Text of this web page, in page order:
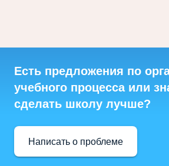
Есть предложения по
учебного процесса или
сделать школу лучше?
Написать о проблеме